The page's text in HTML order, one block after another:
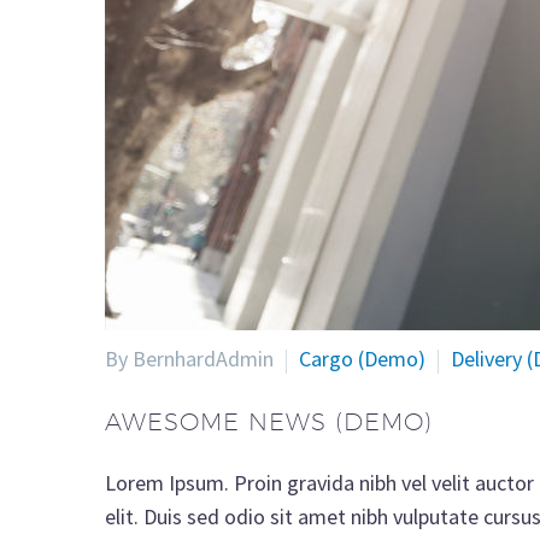
By BernhardAdmin Cargo (Demo) Delivery
AWESOME NEWS (DEMO)
Lorem Ipsum. Proin gravida nibh vel velit
elit. Duis sed odio sit amet nibh vulputate